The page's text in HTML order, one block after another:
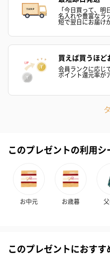
「今日買って、明
名入れや豊富なラ
短で翌日にお届け
買えば買うほど
会員ランクに応じ
ポイント還元率が
このプレゼントの利用シ
お中元 お歳暮
このプレゼントにおす